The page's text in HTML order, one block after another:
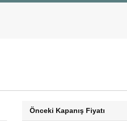
Önceki Kapanış Fiyatı